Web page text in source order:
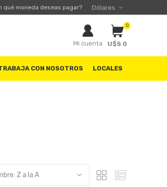
qué moneda deseas pagar?
Mi cuenta
0
U$S 0
CON NOSOTROS LOCALES